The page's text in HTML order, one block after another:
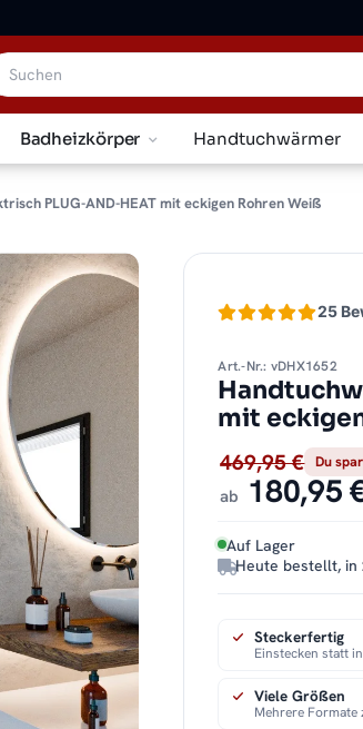
Badheizkörper Handtuchwärmer
PLUG-AND-HEAT mit eckigen Rohren Weiß
25
Art.-Nr.: vDHX1652
mit
469,95 € Du
ab 180,95
Auf Lager
Heute bestellt, in
Steckerfertig
Einstecken statt
Viele Größen
Mehrere Formate